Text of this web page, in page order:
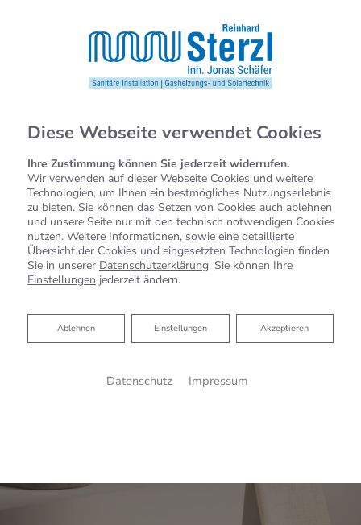
Diese Webseite verwendet Cookies
Ihre Zustimmung können Sie jederzeit widerrufen.
Wir verwenden auf dieser Webseite Cookies und weitere
Technologien, um Ihnen ein bestmögliches Nutzungserlebnis
zu bieten. Sie können das Setzen von Cookies auch ablehnen
und unsere Seite nur mit den technisch notwendigen Cookies
nutzen. Weitere Informationen, sowie eine detaillierte
Übersicht der Cookies und eingesetzten Technologien finden
Sie in unserer Datenschutzerklärung. Sie können Ihre
Einstellungen jederzeit ändern.
Akzeptieren
Einstellungen
Ablehnen
Ablehnen
Datenschutz Impressum